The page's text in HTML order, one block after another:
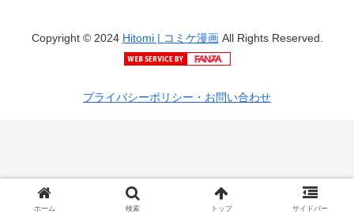
Copyright © 2024 Hitomi | コミケ漫画All Rights Reserved.
プライバシーポリシー・お問い合わせ
ホーム 検索 トップ サイドバー